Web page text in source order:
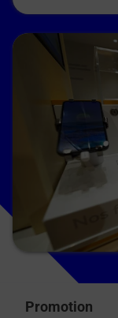
Promotion